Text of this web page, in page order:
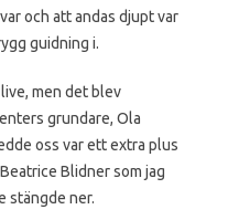
och att andas djupt var
guidning i.
men det blev
grundare, Ola
oss var ett extra plus
Blidner som jag
stängde ner.